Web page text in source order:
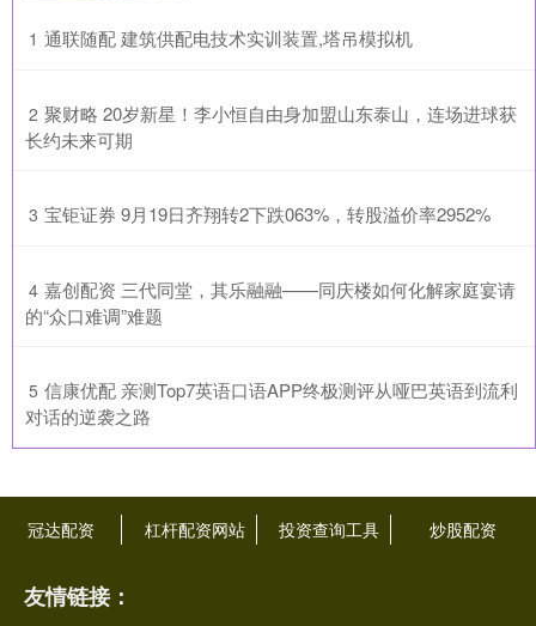
1 ​通联随配 建筑供配电技术实训装置,塔吊模拟机
2 ​聚财略 20岁新星！李小恒自由身加盟山东泰山，连场进球获
长约未来可期
3 ​宝钜证券 9月19日齐翔转2下跌063%，转股溢价率2952%
4 ​嘉创配资 三代同堂，其乐融融——同庆楼如何化解家庭宴请
的“众口难调”难题
5 ​信康优配 亲测Top7英语口语APP终极测评从哑巴英语到流利
对话的逆袭之路
冠达配资 杠杆配资网站 投资查询工具 炒股配资
友情链接：